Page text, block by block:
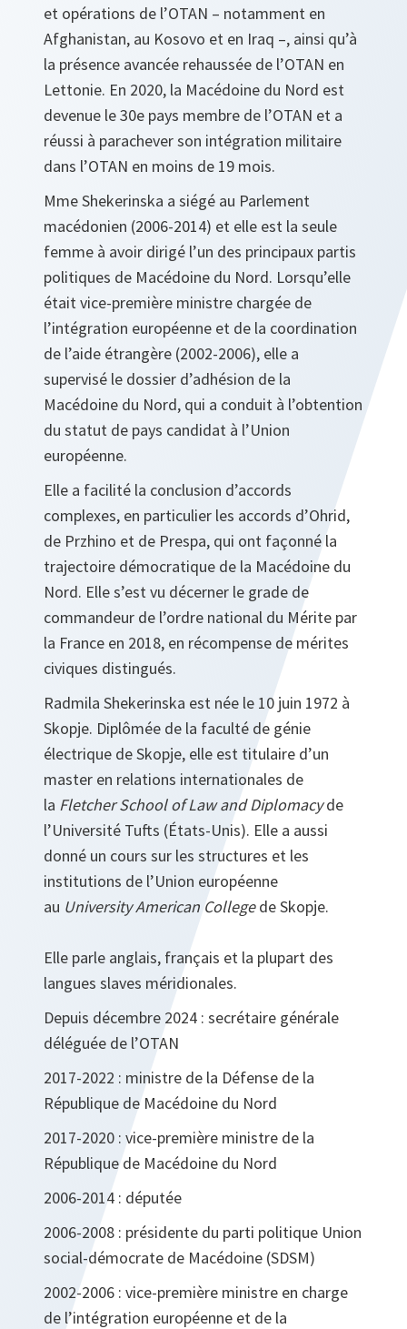
et opérations de l’OTAN – notamment en
Afghanistan, au Kosovo et en Iraq –, ainsi qu’à
la présence avancée rehaussée de l’OTAN en
Lettonie. En 2020, la Macédoine du Nord est
devenue le 30e pays membre de l’OTAN et a
réussi à parachever son intégration militaire
dans l’OTAN en moins de 19 mois.
Mme Shekerinska a siégé au Parlement
macédonien (2006-2014) et elle est la seule
femme à avoir dirigé l’un des principaux partis
politiques de Macédoine du Nord. Lorsqu’elle
était vice-première ministre chargée de
l’intégration européenne et de la coordination
de l’aide étrangère (2002-2006), elle a
supervisé le dossier d’adhésion de la
Macédoine du Nord, qui a conduit à l’obtention
du statut de pays candidat à l’Union
européenne.
Elle a facilité la conclusion d’accords
complexes, en particulier les accords d’Ohrid,
de Przhino et de Prespa, qui ont façonné la
trajectoire démocratique de la Macédoine du
Nord. Elle s’est vu décerner le grade de
commandeur de l’ordre national du Mérite par
la France en 2018, en récompense de mérites
civiques distingués.
Radmila Shekerinska est née le 10 juin 1972 à
Skopje. Diplômée de la faculté de génie
électrique de Skopje, elle est titulaire d’un
master en relations internationales de
la Fletcher School of Law and Diplomacyde
l’Université Tufts (États-Unis). Elle a aussi
donné un cours sur les structures et les
institutions de l’Union européenne
au University American Collegede Skopje.
Elle parle anglais, français et la plupart des
langues slaves méridionales.
Depuis décembre 2024 : secrétaire générale
déléguée de l’OTAN
2017-2022 : ministre de la Défense de la
République de Macédoine du Nord
2017-2020 : vice-première ministre de la
République de Macédoine du Nord
2006-2014 : députée
2006-2008 : présidente du parti politique Union
social-démocrate de Macédoine (SDSM)
2002-2006 : vice-première ministre en charge
de l’intégration européenne et de la